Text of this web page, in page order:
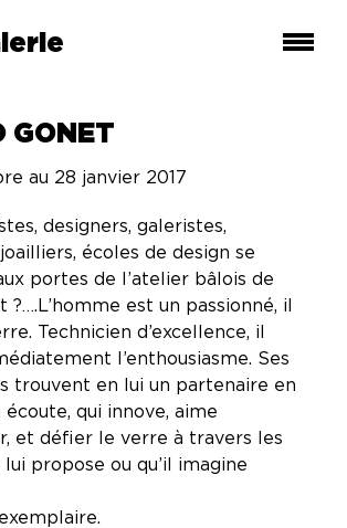
GONET
au 28 janvier 2017
designers, galeristes,
écoles de design se
portes de l’atelier bâlois de
?….L’homme est un passionné, il
Technicien d’excellence, il
l’enthousiasme. Ses
trouvent en lui un partenaire en
qui innove, aime
et défier le verre à travers les
lui propose ou qu’il imagine